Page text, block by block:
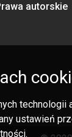
autorskie
technologii
ustawień